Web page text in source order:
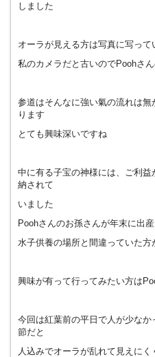
しました
オーラが見える方は写真に写っ
私のカメラだと古いのでPoohさ
参道はそんなに強い氣の流れは
ります
とても興味深いですね
中に有る子宝の神様には、ご利
納されて
いました
Poohさんのお孫さんが年末に出
水子供養の場所と間違っていた
興味が有って行ってみたい方は
今回は紅葉前の平日で人が少な
節だと
人込みでオーラが乱れて見えに